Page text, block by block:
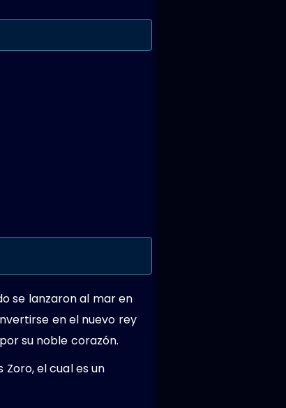
se lanzaron al mar en
en el nuevo rey
su noble corazón.
el cual es un